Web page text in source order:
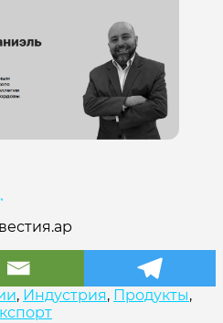
, Индустрия, Продукты,